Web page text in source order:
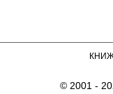
© 2001 -